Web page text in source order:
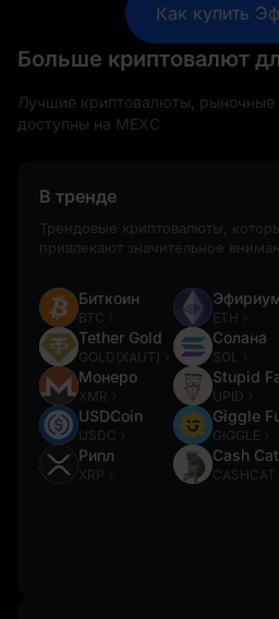
Как купить
Больше криптовалют
Лучшие криптовалюты,
доступны на MEXC
В тренде
Трендовые криптовалюты,
привлекают значительное
Биткоин
BTC
Tether Gold
GOLD(XAUT)
Монеро
XMR
USDCoin
USDC
Рипл
XRP
ETH
Солана
SOL
Stupid
UPID
Giggle
GIGGLE
Cash Cat
CASHCAT